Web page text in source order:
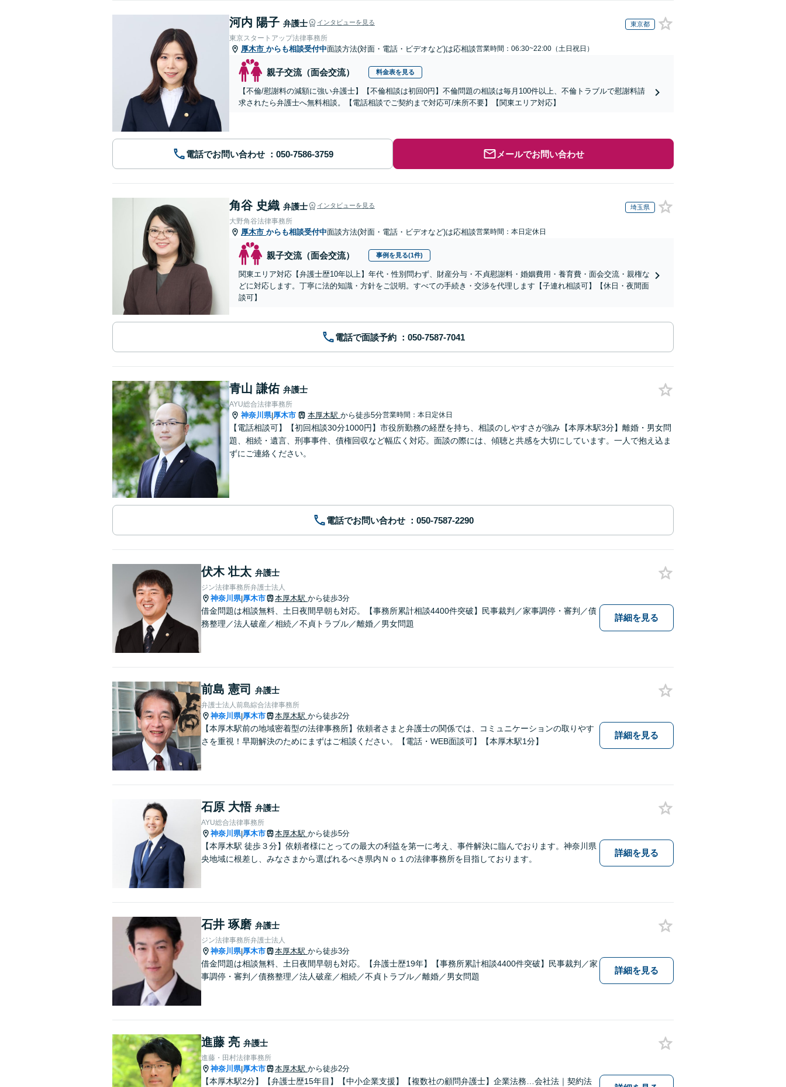
河内 陽子 弁護士 インタビューを見る 東京都
東京スタートアップ法律事務所
厚木市 からも相談受付中面談方法(対面・電話・ビデオなど)は応相談営業時間：06:30~22:00（土日祝日）
親子交流（面会交流） 料金表を見る
【不倫/慰謝料の減額に強い弁護士】【不倫相談は初回0円】不倫問題の相談は毎月100件以上、不倫トラブルで慰謝料請
求されたら弁護士へ無料相談。【電話相談でご契約まで対応可/来所不要】【関東エリア対応】
電話でお問い合わせ メールでお問い合わせ
角谷 史織 弁護士 インタビューを見る 埼玉県
大野角谷法律事務所
厚木市 からも相談受付中面談方法(対面・電話・ビデオなど)は応相談営業時間：本日定休日
親子交流（面会交流） 事例を見る(1件)
関東エリア対応【弁護士歴10年以上】年代・性別問わず、財産分与・不貞慰謝料・婚姻費用・養育費・面会交流・親権な
どに対応します。丁寧に法的知識・方針をご説明。すべての手続き・交渉を代理します【子連れ相談可】【休日・夜間面
談可】
電話で面談予約
青山 謙佑 弁護士
AYU総合法律事務所
神奈川県|厚木市 本厚木駅 から徒歩5分営業時間：本日定休日
【電話相談可】【初回相談30分1000円】市役所勤務の経歴を持ち、相談のしやすさが強み【本厚木駅3分】離婚・男女問
題、相続・遺言、刑事事件、債権回収など幅広く対応。面談の際には、傾聴と共感を大切にしています。一人で抱え込ま
ずにご連絡ください。
電話でお問い合わせ
伏木 壮太 弁護士
ジン法律事務所弁護士法人
神奈川県|厚木市 本厚木駅 から徒歩3分
借金問題は相談無料、土日夜間早朝も対応。【事務所累計相談4400件突破】民事裁判／家事調停・審判／債
務整理／法人破産／相続／不貞トラブル／離婚／男女問題
詳細を見る
前島 憲司 弁護士
弁護士法人前島綜合法律事務所
神奈川県|厚木市 本厚木駅 から徒歩2分
【本厚木駅前の地域密着型の法律事務所】依頼者さまと弁護士の関係では、コミュニケーションの取りやす
さを重視！早期解決のためにまずはご相談ください。【電話・WEB面談可】【本厚木駅1分】
詳細を見る
石原 大悟 弁護士
AYU総合法律事務所
神奈川県|厚木市 本厚木駅 から徒歩5分
【本厚木駅 徒歩３分】依頼者様にとっての最大の利益を第一に考え、事件解決に臨んでおります。神奈川県
央地域に根差し、みなさまから選ばれるべき県内Ｎｏ１の法律事務所を目指しております。
詳細を見る
石井 琢磨 弁護士
ジン法律事務所弁護士法人
神奈川県|厚木市 本厚木駅 から徒歩3分
借金問題は相談無料、土日夜間早朝も対応。【弁護士歴19年】【事務所累計相談4400件突破】民事裁判／家
事調停・審判／債務整理／法人破産／相続／不貞トラブル／離婚／男女問題
詳細を見る
進藤 亮 弁護士
進藤・田村法律事務所
神奈川県|厚木市 本厚木駅 から徒歩2分
【本厚木駅2分】【弁護士歴15年目】【中小企業支援】【複数社の顧問弁護士】企業法務…会社法｜契約法